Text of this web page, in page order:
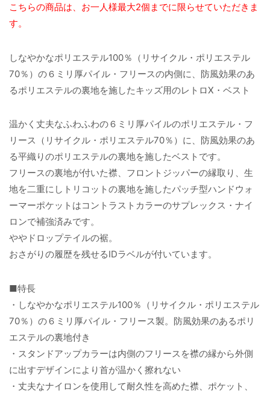
こちらの商品は、お一人様最大2個までに限らせていただきま
す。
しなやかなポリエステル100％（リサイクル・ポリエステル
70％）の６ミリ厚パイル・フリースの内側に、防風効果のあ
るポリエステルの裏地を施したキッズ用のレトロX・ベスト
温かく丈夫なふわふわの６ミリ厚パイルのポリエステル・フ
リース（リサイクル・ポリエステル70％）に、防風効果のあ
る平織りのポリエステルの裏地を施したベストです。
フリースの裏地が付いた襟、フロントジッパーの縁取り、生
地を二重にしトリコットの裏地を施したパッチ型ハンドウォ
ーマーポケットはコントラストカラーのサプレックス・ナイ
ロンで補強済みです。
ややドロップテイルの裾。
おさがりの履歴を残せるIDラベルが付いています。
■特長
・しなやかなポリエステル100％（リサイクル・ポリエステル
70％）の６ミリ厚パイル・フリース製。防風効果のあるポリ
エステルの裏地付き
・スタンドアップカラーは内側のフリースを襟の縁から外側
に出すデザインにより首が温かく擦れない
・丈夫なナイロンを使用して耐久性を高めた襟、ポケット、